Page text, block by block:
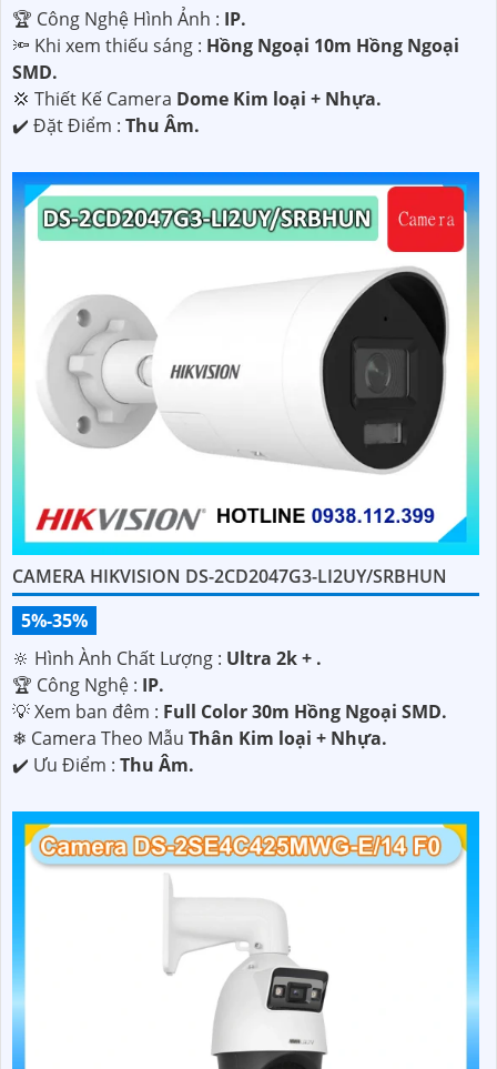
🏆 Công Nghệ Hình Ảnh : IP.
🔦 Khi xem thiếu sáng : Hồng Ngoại 10m Hồng Ngoại
SMD.
💢 Thiết Kế Camera Dome Kim loại + Nhựa.
️✔️ Đặt Điểm : Thu Âm.
CAMERA HIKVISION DS-2CD2047G3-LI2UY/SRBHUN
5%-35%
🔆 Hình Ành Chất Lượng : Ultra 2k + .
🏆 Công Nghệ : IP.
💡 Xem ban đêm : Full Color 30m Hồng Ngoại SMD.
❄ Camera Theo Mẫu Thân Kim loại + Nhựa.
️✔️ Ưu Điểm : Thu Âm.